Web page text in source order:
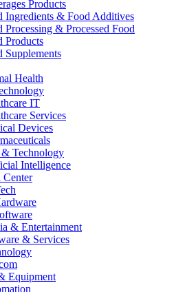
Products
Ingredients & Food Additives
Processing & Processed Food
Products
Supplements
Health
IT
Services
Devices
Technology
Intelligence
Center
& Entertainment
& Services
Equipment